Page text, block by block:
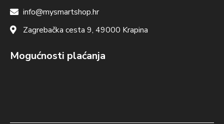
info@mysmartshop.hr
Zagrebačka cesta 9, 49000 Krapina
Mogućnosti plaćanja